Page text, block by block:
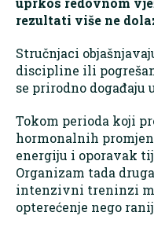
rezultati više ne
Stručnjaci
discipline ili
se prirodno događaju
Tokom perioda koji
hormonalnih
energiju i oporavak
Organizam tada
intenzivni treninzi
opterećenje nego